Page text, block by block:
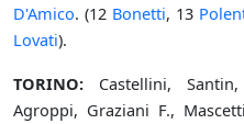
D'Amico. (12 Bonetti, 13
Lovati).
TORINO: Castellini,
Agroppi, Graziani F.,